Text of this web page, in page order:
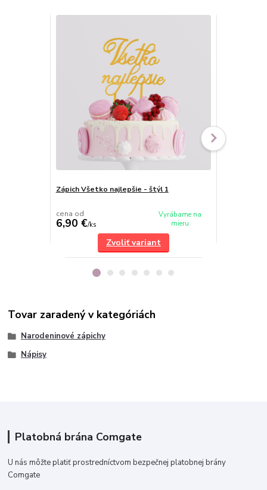
Zápich Všetko najlepšie - štýl 1
cena od
6,90 €/ks
Vyrábame na
mieru
Zvoliť variant
Tovar zaradený v kategóriách
Narodeninové zápichy
Nápisy
Platobná brána Comgate
U nás môžte platiť prostredníctvom bezpečnej platobnej brány
Comgate